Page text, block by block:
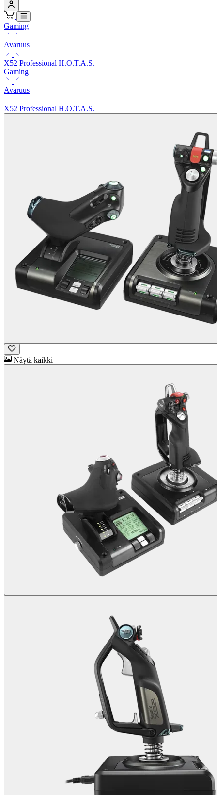
Gaming
Avaruus
X52 Professional H.O.T.A.S.
Gaming
Avaruus
X52 Professional H.O.T.A.S.
Näytä kaikki